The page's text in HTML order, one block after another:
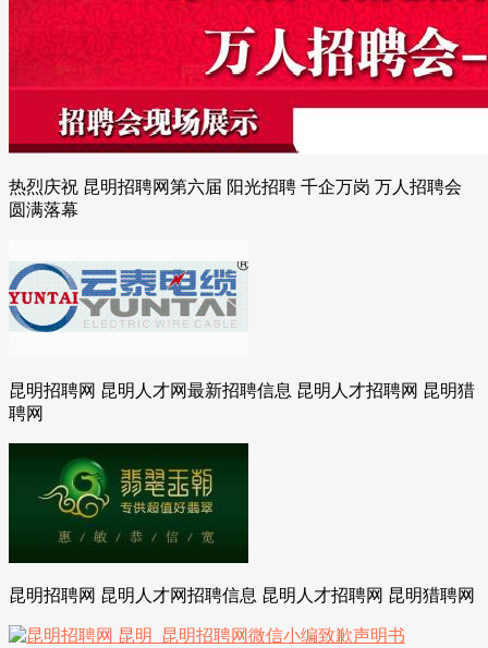
热烈庆祝 昆明招聘网第六届 阳光招聘 千企万岗 万人招聘会
圆满落幕
昆明招聘网 昆明人才网最新招聘信息 昆明人才招聘网 昆明猎
聘网
昆明招聘网 昆明人才网招聘信息 昆明人才招聘网 昆明猎聘网